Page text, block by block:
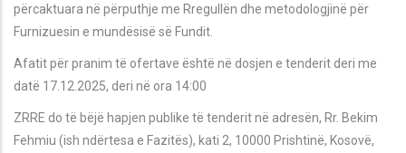
përcaktuara në përputhje me Rregullën dhe metodologjinë për
Furnizuesin e mundësisë së Fundit.
Afatit për pranim të ofertave është në dosjen e tenderit deri me
datë 17.12.2025, deri në ora 14:00
ZRRE do të bëjë hapjen publike të tenderit në adresën, Rr. Bekim
Fehmiu (ish ndërtesa e Fazitës), kati 2, 10000 Prishtinë, Kosovë,